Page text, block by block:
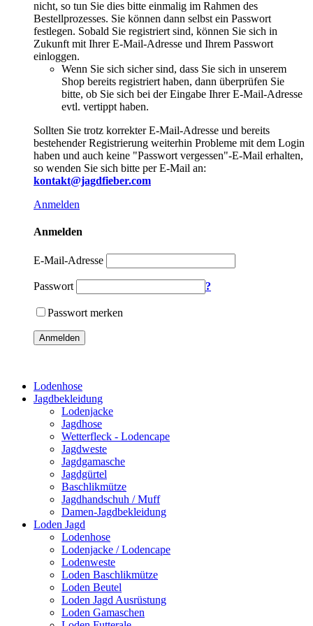
nicht, so tun Sie dies bitte einmalig im Rahmen des
Bestellprozesses. Sie können dann selbst ein Passwort
festlegen. Sobald Sie registriert sind, können Sie sich in
Zukunft mit Ihrer E-Mail-Adresse und Ihrem Passwort
einloggen.
Wenn Sie sich sicher sind, dass Sie sich in unserem
Shop bereits registriert haben, dann überprüfen Sie
bitte, ob Sie sich bei der Eingabe Ihrer E-Mail-Adresse
evtl. vertippt haben.
Sollten Sie trotz korrekter E-Mail-Adresse und bereits
bestehender Registrierung weiterhin Probleme mit dem Login
haben und auch keine "Passwort vergessen"-E-Mail erhalten,
so wenden Sie sich bitte per E-Mail an:
kontakt@jagdfieber.com
Anmelden
Anmelden
E-Mail-Adresse
Passwort ?
Passwort merken
Anmelden
Lodenhose
Jagdbekleidung
Lodenjacke
Jagdhose
Wetterfleck - Lodencape
Jagdweste
Jagdgamasche
Jagdgürtel
Baschlikmütze
Jagdhandschuh / Muff
Damen-Jagdbekleidung
Loden Jagd
Lodenhose
Lodenjacke / Lodencape
Lodenweste
Loden Baschlikmütze
Loden Beutel
Loden Jagd Ausrüstung
Loden Gamaschen